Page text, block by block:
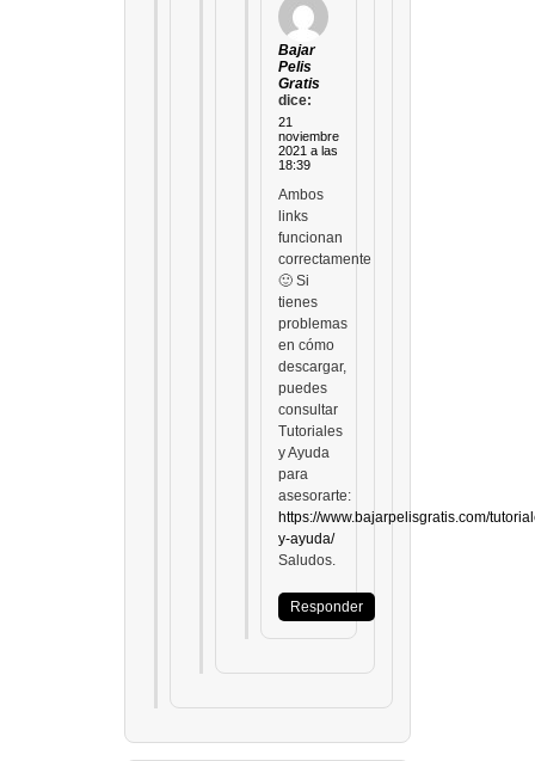
Bajar
Pelis
Gratis
dice:
21
noviembre
2021 a las
18:39
Ambos
links
funcionan
correctamente
🙂 Si
tienes
problemas
en cómo
descargar,
puedes
consultar
Tutoriales
y Ayuda
para
asesorarte:
https://www.bajarpelisgratis.com/
y-ayuda/
Saludos.
Responder